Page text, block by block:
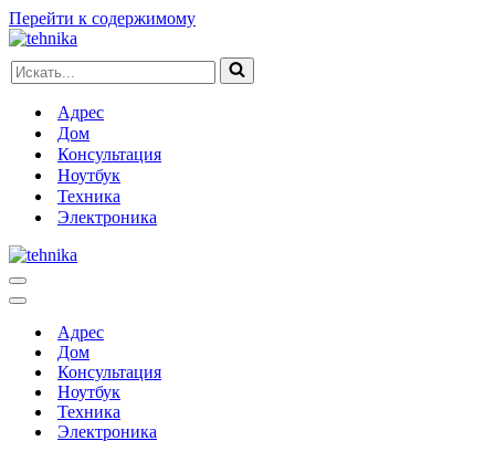
Перейти к содержимому
Искать...
Адрес
Дом
Консультация
Ноутбук
Техника
Электроника
Меню
навигации
Меню
навигацииАдрес
Дом
Консультация
Ноутбук
Техника
Электроника